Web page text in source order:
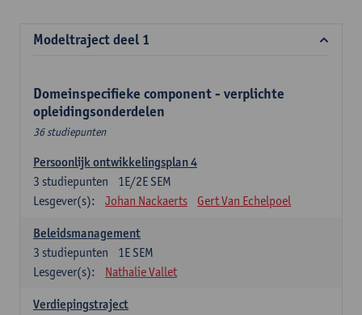
Modeltraject deel 1
Domeinspecifieke component - verplichte
opleidingsonderdelen
36 studiepunten
Persoonlijk ontwikkelingsplan 4
1E/2E SEM
3 studiepunten
Lesgever(s):
Johan Nackaerts Gert Van Echelpoel
Beleidsmanagement
1E SEM
3 studiepunten
Lesgever(s):
Nathalie Vallet
Verdiepingstraject